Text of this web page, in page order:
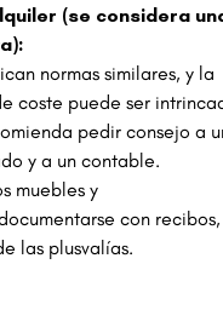
(se considera
normas similares, y la
coste puede ser
pedir consejo a
y a un contable.
muebles y
con
las plusvalías.